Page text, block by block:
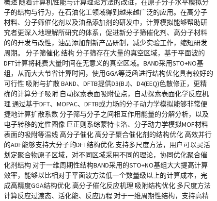
概述 随着计算机性能与计算理论方法的改进，在原子分子水平模拟分
子的结构与行为，在石油化工领域得到越来越广泛的应用。在高分子
材料、分子筛催化剂以及油品添加剂的研发中，计算模拟能够帮助研
究者更深入地理解所研究的体系，促进新分子筛催化剂、高分子材料
的的开发与改性，油品添加剂新产品研制，减少实验工作，缩短研发
周期。 分子筛催化 结构 分子筛存在大量的真空区域，基于平面波的
DFT计算将耗费大量时间在无意义的真空区域。BAND采用STO+NO基
组，从而大大节省计算时间，使用GGA等泛函进行结构优化具有较好的
可行性 吸附与扩散 BAND、DFTB提供D3(BJ)、D4(EEQ)色散修正，更精
确的计算分子吸附 自动探索表面吸附位点，自动探索表面化学反应机
理 通过基于DFT、MOPAC、DFTB或力场的分子动力学模拟能够非常便
捷地计算扩散系数 分子筛与分子之间相互作用能量的分解分析，以及
电子转移的定性图像 巨正则系综蒙特卡洛、分子动力学模拟MOF材料
表面的吸附等温线 高分子催化 高分子聚合催化剂的结构优化 高效并行
的ADF能够支持大分子的DFT结构优化 支持多尺度方法，用户可以灵活
划定聚合物原子区域，对不同区域采用不同的理论，协同优化聚合催
化剂结构 对于一维周期性结构BAND采用的STO+NO基组大大提高计算
效率，能够以比相对于平面波方法低一个数量级以上的计算成本，完
成高精度GGA结构优化 高分子催化反应机理 吸附结构优化 多尺度方法
计算反应过渡态、活化能、反应历程 对于一维周期性结构，支持高精